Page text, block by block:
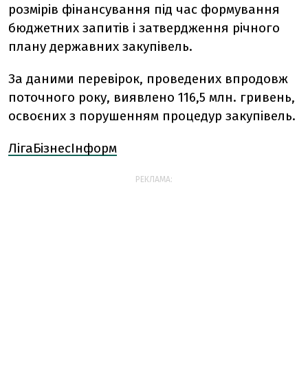
розмірів фінансування під час формування
бюджетних запитів і затвердження річного
плану державних закупівель.
За даними перевірок, проведених впродовж
поточного року, виявлено 116,5 млн. гривень,
освоєних з порушенням процедур закупівель.
ЛігаБізнесІнформ
РЕКЛАМА: